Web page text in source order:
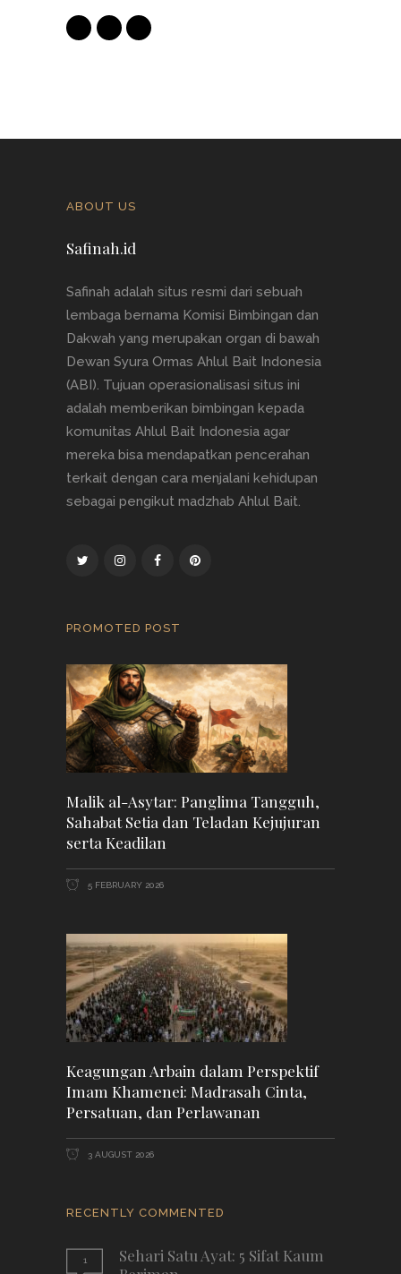
ABOUT US
Safinah.id
Safinah adalah situs resmi dari sebuah
lembaga bernama Komisi Bimbingan dan
Dakwah yang merupakan organ di bawah
Dewan Syura Ormas Ahlul Bait Indonesia
(ABI). Tujuan operasionalisasi situs ini
adalah memberikan bimbingan kepada
komunitas Ahlul Bait Indonesia agar
mereka bisa mendapatkan pencerahan
terkait dengan cara menjalani kehidupan
sebagai pengikut madzhab Ahlul Bait.
PROMOTED POST
Malik al-Asytar: Panglima Tangguh,
Sahabat Setia dan Teladan Kejujuran
serta Keadilan
5 FEBRUARY 2026
Keagungan Arbain dalam Perspektif
Imam Khamenei: Madrasah Cinta,
Persatuan, dan Perlawanan
3 AUGUST 2026
RECENTLY COMMENTED
1
Sehari Satu Ayat: 5 Sifat Kaum